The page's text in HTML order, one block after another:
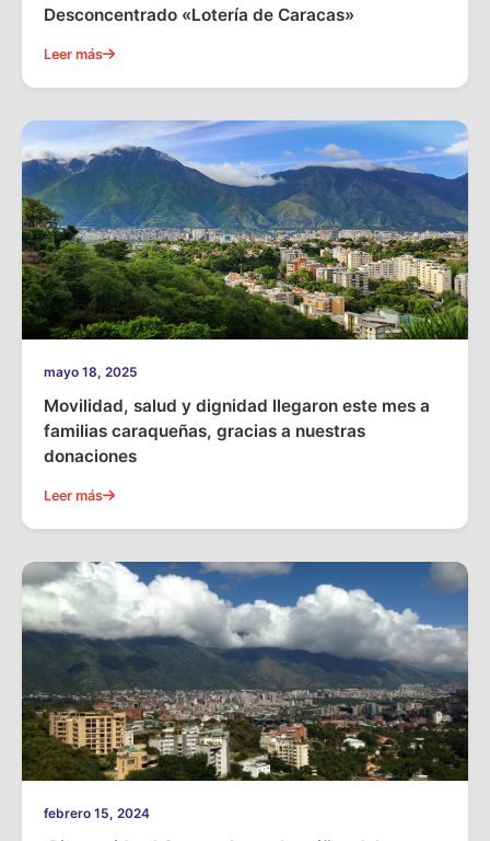
Desconcentrado «Lotería de Caracas»
Leer más
mayo 18, 2025
Movilidad, salud y dignidad llegaron este mes a
familias caraqueñas, gracias a nuestras
donaciones
Leer más
febrero 15, 2024